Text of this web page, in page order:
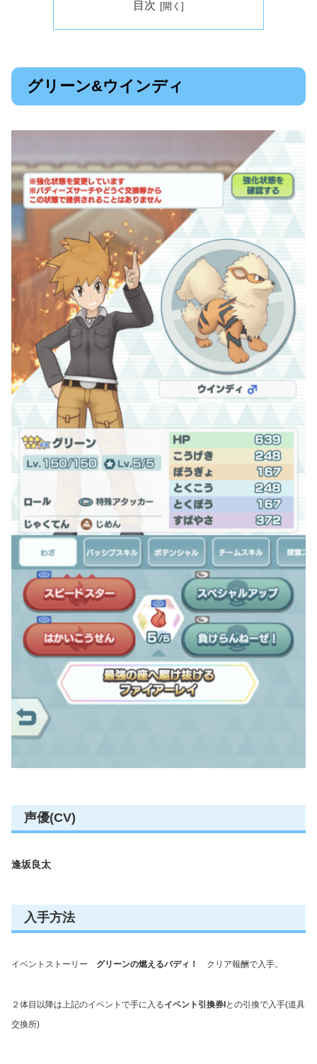
目次
グリーン&ウインディ
声優(CV)
逢坂良太
入手方法
イベントストーリー グリーンの燃えるバディ！ クリア報酬で入手。
２体目以降は上記のイベントで手に入るイベント引換券I との引換で入手(道具
交換所)